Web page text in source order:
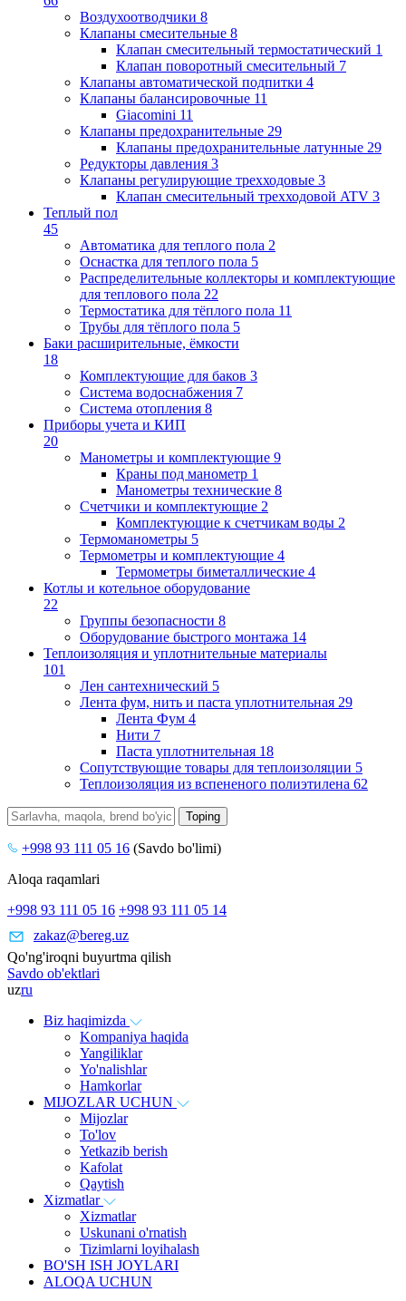
Воздухоотводчики 8
Клапаны cмесительные 8
Клапан cмесительный термостатический 1
Клапан поворотный cмесительный 7
Клапаны автоматической подпитки 4
Клапаны балансировочные 11
Giacomini 11
Клапаны предохранительные 29
Клапаны предохранительные латунные 29
Редукторы давления 3
Клапаны регулирующие трехходовые 3
Клапан смесительный трехходовой ATV 3
Теплый пол
45
Автоматика для теплого пола 2
Оснастка для теплого пола 5
Распределительные коллекторы и комплектующие
для теплового пола 22
Термостатика для тёплого пола 11
Трубы для тёплого пола 5
Баки расширительные, ёмкости
18
Комплектующие для баков 3
Система водоснабжения 7
Система отопления 8
Приборы учета и КИП
20
Манометры и комплектующие 9
Краны под манометр 1
Манометры технические 8
Счетчики и комплектующие 2
Комплектующие к счетчикам воды 2
Термоманометры 5
Термометры и комплектующие 4
Термометры биметаллические 4
Котлы и котельное оборудование
22
Группы безопасности 8
Оборудование быстрого монтажа 14
Теплоизоляция и уплотнительные материалы
101
Лен сантехнический 5
Лента фум, нить и паста уплотнительная 29
Лента Фум 4
Нити 7
Паста уплотнительная 18
Сопутствующие товары для теплоизоляции 5
Теплоизоляция из вспененого полиэтилена 62
+998 93 111 05 16 (Savdo bo'limi)
Aloqa raqamlari
+998 93 111 05 16 +998 93 111 05 14
zakaz@bereg.uz
Qo'ng'iroqni buyurtma qilish
Savdo ob'ektlari
uzru
Biz haqimizda
Kompaniya haqida
Yangiliklar
Yo'nalishlar
Hamkorlar
MIJOZLAR UCHUN
Mijozlar
To'lov
Yetkazib berish
Kafolat
Qaytish
Xizmatlar
Xizmatlar
Uskunani o'rnatish
Tizimlarni loyihalash
BO'SH ISH JOYLARI
ALOQA UCHUN